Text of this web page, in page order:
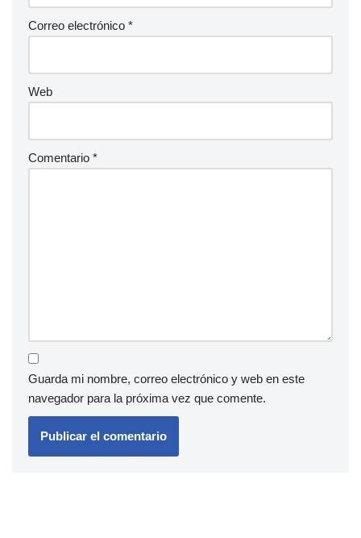
Correo electrónico *
Web
Comentario *
Guarda mi nombre, correo electrónico y web en este
navegador para la próxima vez que comente.